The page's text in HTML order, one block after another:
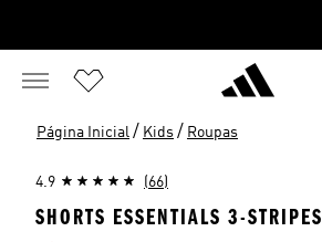
Página Inicial / Kids / Roupas
4.9 (66)
SHORTS ESSENTIALS 3-STRIPES